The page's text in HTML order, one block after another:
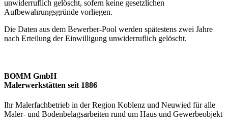
unwiderruflich gelöscht, sofern keine gesetzlichen
Aufbewahrungsgründe vorliegen.
Die Daten aus dem Bewerber-Pool werden spätestens zwei Jahre
nach Erteilung der Einwilligung unwiderruflich gelöscht.
BOMM GmbH
Malerwerkstätten seit 1886
Ihr Malerfachbetrieb in der Region Koblenz und Neuwied für alle
Maler- und Bodenbelagsarbeiten rund um Haus und Gewerbeobjekt